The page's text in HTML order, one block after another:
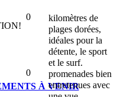
0
kilomètres de
plages dorées,
idéales pour la
détente, le sport
et le surf.
0
promenades bien
entretenues avec
À VENIR